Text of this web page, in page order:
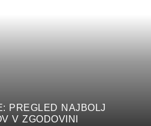
PREGLED NAJBOLJ
V ZGODOVINI